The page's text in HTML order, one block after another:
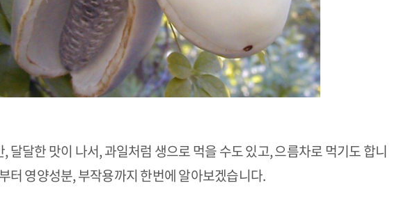
달달한 맛이 나서, 과일처럼 생으로 먹을 수도 있고, 으름차로 먹기도 합니
터 영양성분, 부작용까지 한번에 알아보겠습니다.